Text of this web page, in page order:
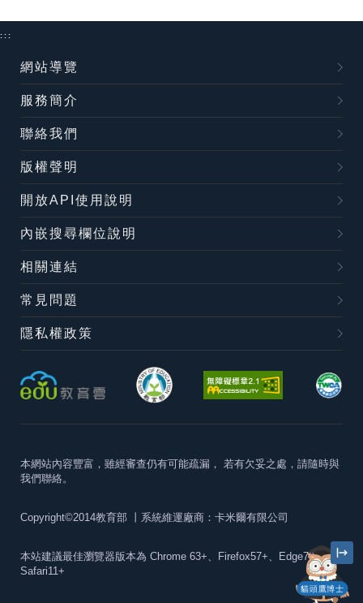
貓頭鷹博士
:::
網站導覽
服務簡介
聯絡我們
版權聲明
開放API使用說明
內嵌搜尋欄位說明
相關連結
常見問題
隱私權政策
本網站內容豐富，雖經審查仍有可能疏漏， 若有欠妥之處，請隨時與
我們聯絡。
Copyright©2014教育部 丨系統維運廠商：卡米爾有限公司
本站建議最佳瀏覽器版本為 Chrome 63+、Firefox57+、Edge79+及
Safari11+